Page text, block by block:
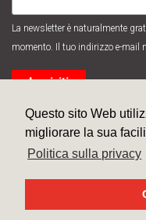
Questo sito Web
migliorare la sua
Politica sulla privacy
La newsletter è naturalmente
momento. Il tuo indirizzo e-mail